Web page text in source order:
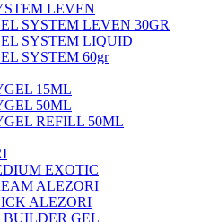
LEVEN
SYSTEM LEVEN 30GR
SYSTEM LIQUID
SYSTEM 60gr
15ML
50ML
REFILL 50ML
EXOTIC
ALEZORI
ALEZORI
GEL